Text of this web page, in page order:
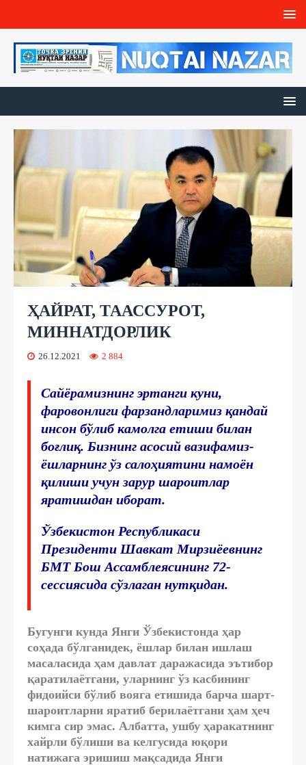
ҲАЙРАТ, ТААССУРОТ,
МИННАТДОРЛИК
26.12.2021 2 884
Сайёрамизнинг эртанги куни,
фаровонлиги фарзандларимиз қандай
инсон бўлиб камолга етиши билан
боғлиқ. Бизнинг асосий вазифамиз-
ёшларнинг ўз салоҳиятини намоён
қилиши учун зарур шароитлар
яратишдан иборат.
Ўзбекистон Республикаси
Президенти Шавкат Мирзиёевнинг
БМТ Бош Ассамблеясининг 72-
сессиясида сўзлаган нутқидан.
Бугунги кунда Янги Ўзбекистонда ҳар
соҳада бўлганидек, ёшлар билан ишлаш
масаласида ҳам давлат даражасида эътибор
қаратилаётгани, уларнинг ўз касбининг
фидоийси бўлиб вояга етишида барча шарт-
шароитларни яратиб берилаётгани ҳам ҳеч
кимга сир эмас. Албатта, ушбу ҳаракатнинг
хайрли бўлиши ва келгусида юқори
натижага эришиш мақсадида Янги